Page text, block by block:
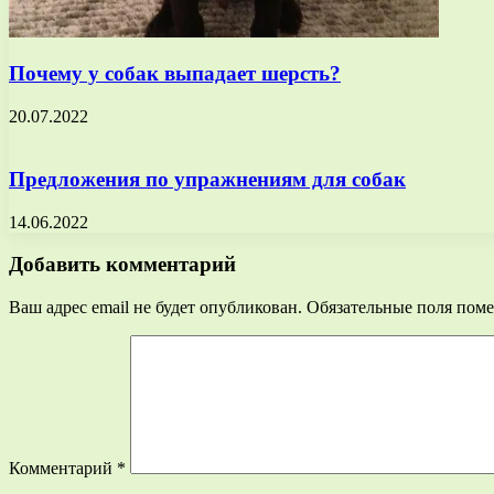
Почему у собак выпадает шерсть?
20.07.2022
Предложения по упражнениям для собак
14.06.2022
Добавить комментарий
Ваш адрес email не будет опубликован. Обязательные поля
Комментарий *